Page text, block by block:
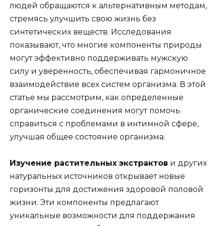
людей обращаются к альтернативным методам,
стремясь улучшить свою жизнь без
синтетических веществ. Исследования
показывают, что многие компоненты природы
могут эффективно поддерживать мужскую
силу и уверенность, обеспечивая гармоничное
взаимодействие всех систем организма. В этой
статье мы рассмотрим, как определенные
органические соединения могут помочь
справиться с проблемами в интимной сфере,
улучшая общее состояние организма.
Изучение растительных экстрактов и других
натуральных источников открывает новые
горизонты для достижения здоровой половой
жизни. Эти компоненты предлагают
уникальные возможности для поддержания